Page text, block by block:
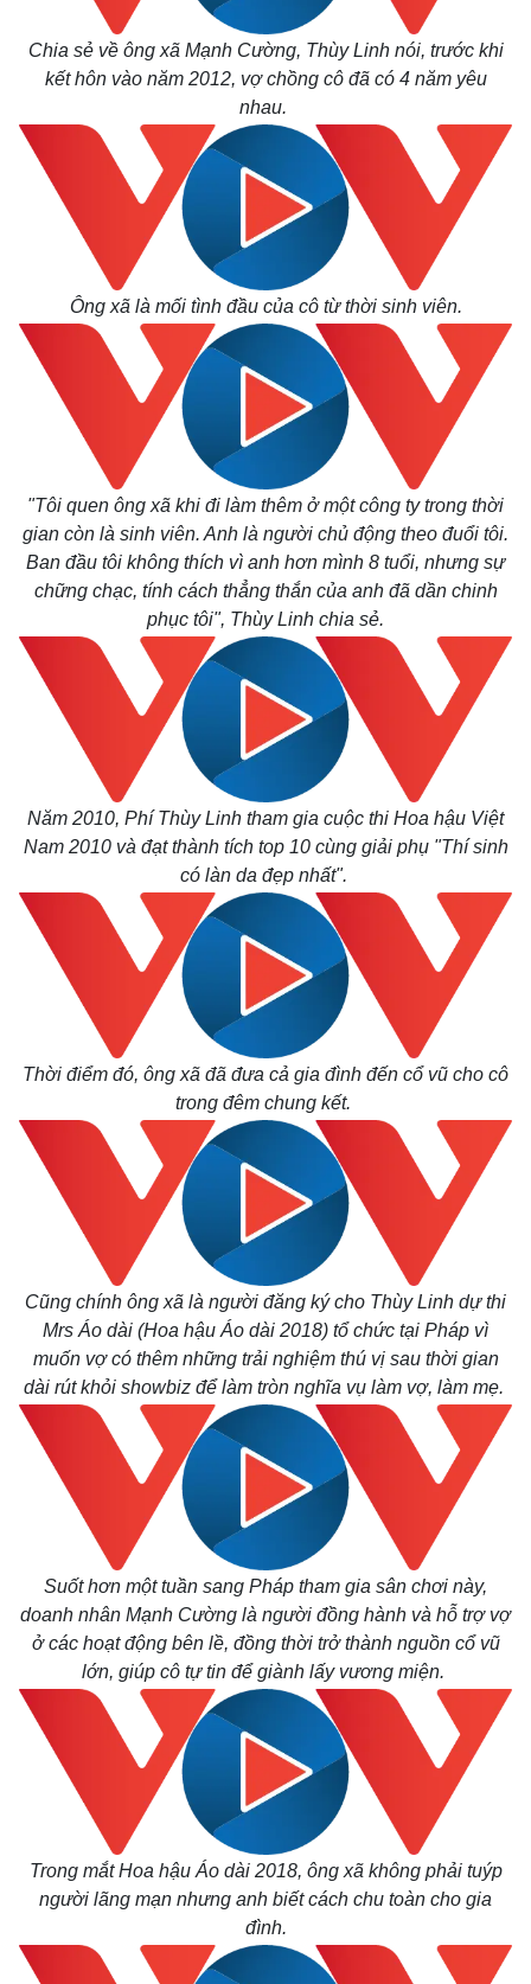
Thế giới
Quan sát
Cuộc sống đó đây
Multimedia
Ảnh
E-Magazine
Infographic
Kinh tế
Bất động sản
Khởi nghiệp
Thị trường
Giá vàng
Tiêu dùng
Tỷ giá
Chứng khoán
Giá cà phê
Chia sẻ về ông xã Mạnh Cường, Thùy Linh nói, trước khi
kết hôn vào năm 2012, vợ chồng cô đã có 4 năm yêu
nhau.
Ông xã là mối tình đầu của cô từ thời sinh viên.
"Tôi quen ông xã khi đi làm thêm ở một công ty trong thời
gian còn là sinh viên. Anh là người chủ động theo đuổi tôi.
Ban đầu tôi không thích vì anh hơn mình 8 tuổi, nhưng sự
chững chạc, tính cách thẳng thắn của anh đã dần chinh
phục tôi", Thùy Linh chia sẻ.
Năm 2010, Phí Thùy Linh tham gia cuộc thi Hoa hậu Việt
Nam 2010 và đạt thành tích top 10 cùng giải phụ "Thí sinh
có làn da đẹp nhất".
Thời điểm đó, ông xã đã đưa cả gia đình đến cổ vũ cho cô
trong đêm chung kết.
Cũng chính ông xã là người đăng ký cho Thùy Linh dự thi
Mrs Áo dài (Hoa hậu Áo dài 2018) tổ chức tại Pháp vì
muốn vợ có thêm những trải nghiệm thú vị sau thời gian
dài rút khỏi showbiz để làm tròn nghĩa vụ làm vợ, làm mẹ.
Suốt hơn một tuần sang Pháp tham gia sân chơi này,
doanh nhân Mạnh Cường là người đồng hành và hỗ trợ vợ
ở các hoạt động bên lề, đồng thời trở thành nguồn cổ vũ
lớn, giúp cô tự tin để giành lấy vương miện.
Trong mắt Hoa hậu Áo dài 2018, ông xã không phải tuýp
người lãng mạn nhưng anh biết cách chu toàn cho gia
đình.